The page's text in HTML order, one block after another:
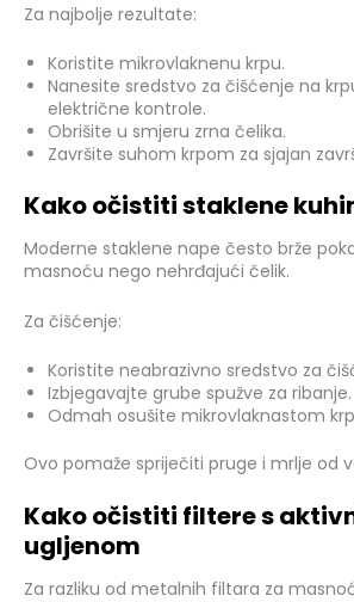
Za najbolje rezultate:
Koristite mikrovlaknenu krpu.
Nanesite sredstvo za čišćenje na
električne kontrole.
Obrišite u smjeru zrna čelika.
Završite suhom krpom za sjajan
Kako očistiti staklene
Moderne staklene nape često brže
masnoću nego nehrđajući čelik.
Za čišćenje:
Koristite neabrazivno sredstvo za
Izbjegavajte grube spužve za ribanje.
Odmah osušite mikrovlaknastom
Ovo pomaže spriječiti pruge i mrlje od
Kako očistiti filtere s
ugljenom
Za razliku od metalnih filtara za